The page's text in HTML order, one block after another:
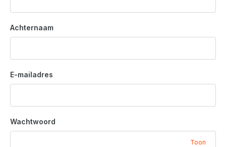
g
i
n
Achternaam
E-mailadres
Wachtwoord
Toon